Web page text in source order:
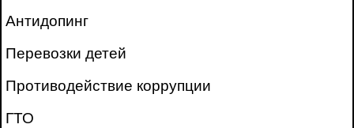
Антидопинг
Перевозки детей
Противодействие коррупции
ГТО